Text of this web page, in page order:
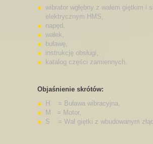
wibrator wgłębny z wałem giętkim i
elektrycznym HMS,
napęd,
wałek,
buławę,
instrukcję obsługi,
kata­log części zamiennych.
Objaśnienie skrótów:
H = Buława wibracyjna,
M = Motor,
S = Wał giętki z wbudowanym